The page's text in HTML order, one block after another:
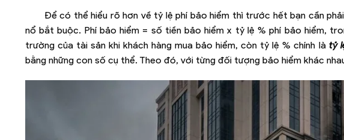
Để có thể hiểu rõ hơn về tỷ lệ phí bảo hiểm thì trước hết bạn cần
nổ bắt buộc. Phí bảo hiểm = số tiền bảo hiểm x tỷ lệ % phí bảo hiểm,
trường của tài sản khi khách hàng mua bảo hiểm, còn tỷ lệ % chính là tỷ
bằng những con số cụ thể. Theo đó, với từng đối tượng bảo hiểm khác